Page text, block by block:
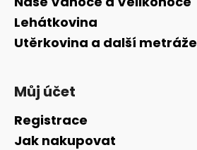
Lehátkovina
Utěrkovina a další metráže
Můj účet
Registrace
Jak nakupovat